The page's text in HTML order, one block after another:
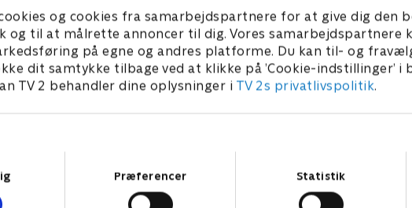
og cookies fra samarbejdspartnere for at give dig den
og til at målrette annoncer til dig. Vores samarbejdspartnere
på egne og andres platforme. Du kan til- og
dit samtykke tilbage ved at klikke på ’Cookie-indstillinger’ i
TV 2 behandler dine oplysninger i TV 2s privatlivspolitik.
Præferencer Statistik